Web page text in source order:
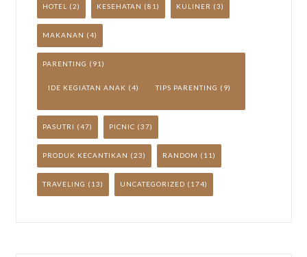
HOTEL (2) KESEHATAN (81) KULINER (3)
MAKANAN (4)
PARENTING (91)
IDE KEGIATAN ANAK (4) TIPS PARENTING (9)
PASUTRI (47) PICNIC (37)
PRODUK KECANTIKAN (23) RANDOM (11)
TRAVELING (13) UNCATEGORIZED (174)